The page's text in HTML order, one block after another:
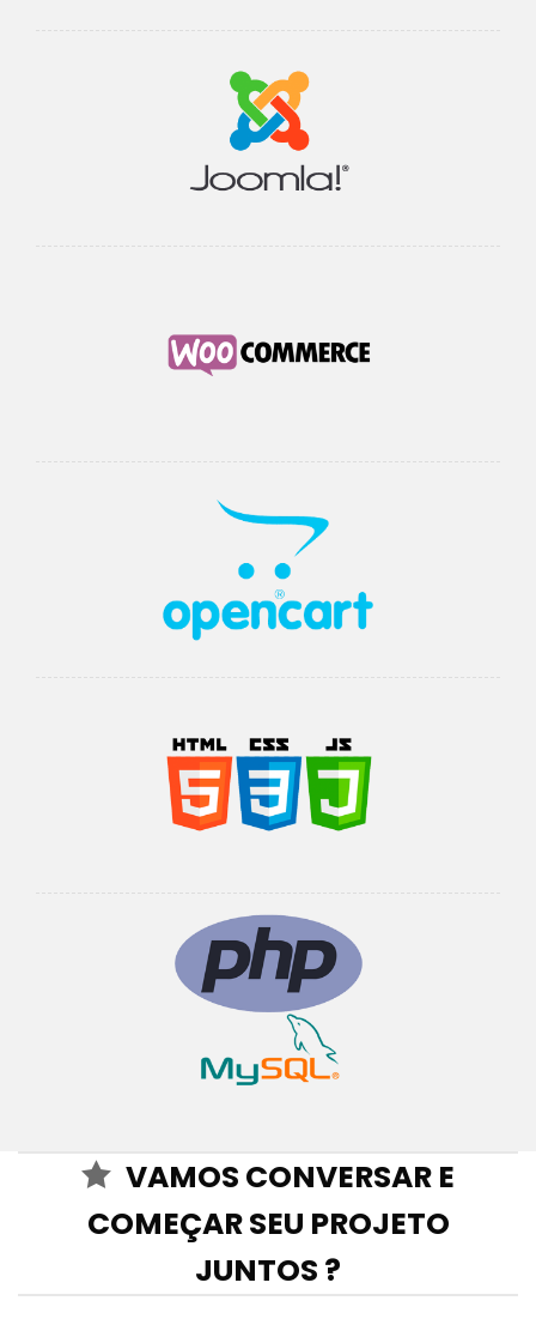
VAMOS CONVERSAR E
COMEÇAR SEU PROJETO
JUNTOS ?